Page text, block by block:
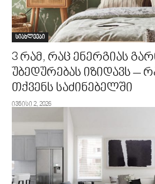
სიახლეები
3 რამ, რაც ენერგიას
უბედურებას იზიდავს –
თქვენს საძინებელში
ივნისი 2, 2026